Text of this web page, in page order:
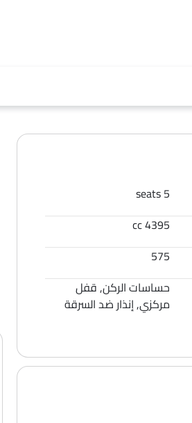
5 seats
4395 cc
575
حساسات الركن, قفل
مركزي, إنذار ضد السرقة